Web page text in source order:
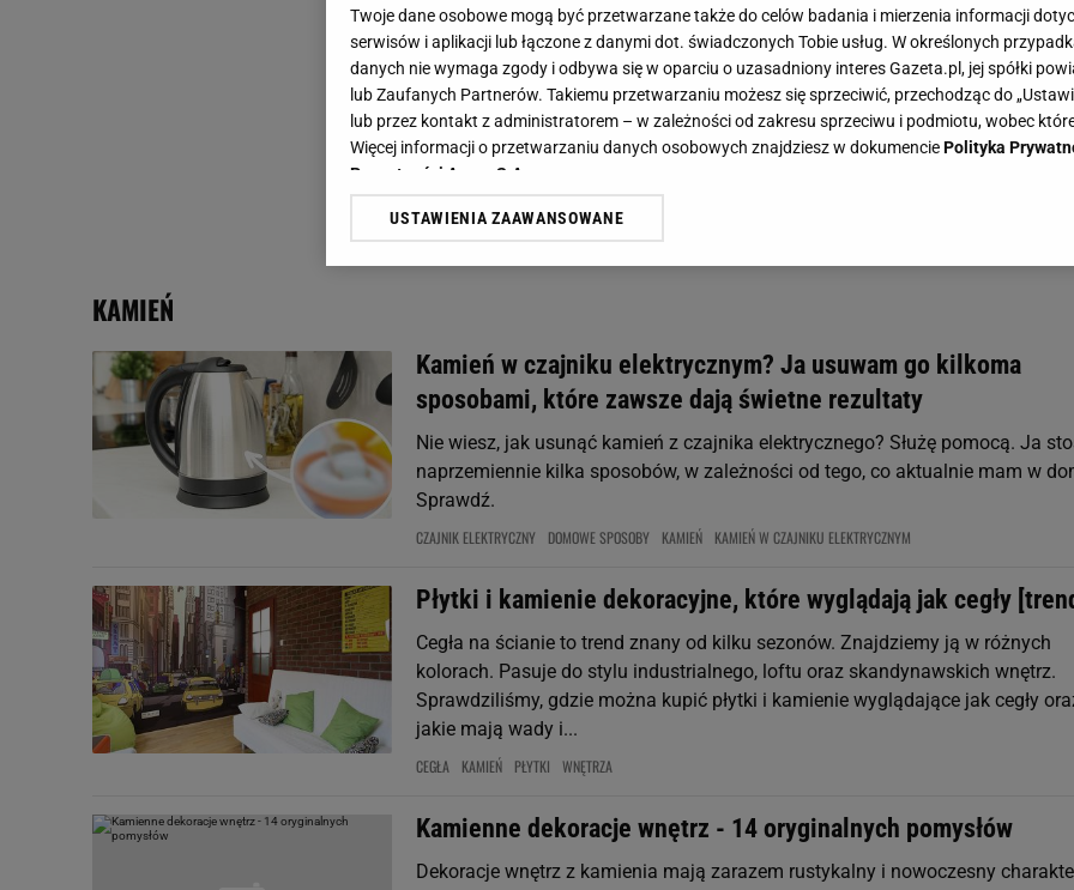
KAMIEŃ
Kamień w czajniku elektrycznym? Ja usuwam go kilkoma
sposobami, które zawsze dają świetne rezultaty
Nie wiesz, jak usunąć kamień z czajnika elektrycznego? Służę pomocą. Ja
naprzemiennie kilka sposobów, w zależności od tego, co aktualnie mam w
Sprawdź.
CZAJNIK ELEKTRYCZNY DOMOWE SPOSOBY KAMIEŃ KAMIEŃ W CZAJNIKU ELEKTRYCZNYM
Płytki i kamienie dekoracyjne, które wyglądają jak cegły
Cegła na ścianie to trend znany od kilku sezonów. Znajdziemy ją w różnych
kolorach. Pasuje do stylu industrialnego, loftu oraz skandynawskich wnętrz.
Sprawdziliśmy, gdzie można kupić płytki i kamienie wyglądające jak cegły
jakie mają wady i...
CEGŁA KAMIEŃ PŁYTKI WNĘTRZA
Kamienne dekoracje wnętrz - 14 oryginalnych pomysłów
Dekoracje wnętrz z kamienia mają zarazem rustykalny i nowoczesny
Twoje dane osobowe mogą być przetwarzane także do celów badania i mierzenia informacji
serwisów i aplikacji lub łączone z danymi dot. świadczonych Tobie usług. W określonych
danych nie wymaga zgody i odbywa się w oparciu o uzasadniony interes Gazeta.pl, jej spółki
lub Zaufanych Partnerów. Takiemu przetwarzaniu możesz się sprzeciwić, przechodząc do
lub przez kontakt z administratorem – w zależności od zakresu sprzeciwu i podmiotu, wobec
Więcej informacji o przetwarzaniu danych osobowych znajdziesz w dokumenciePolityka
Prywatności Agora S.A.
Klikając „Akceptuję” wyrażasz też zgodę na zainstalowanie i przechowywanie plików cookie
My, nasi Zaufani Partnerzy i Agora S.A. możemy przetwarzać dane osobowe w następujących
Użycie dokładnych danych geolokalizacyjnych. Aktywne skanowanie charakterystyki urządzenia
Przechowywanie informacji na urządzeniu lub dostęp do nich. Spersonalizowane reklamy i treści,
badnie odbiorców i ulepszanie usług.
Lista Zaufanych Partnerów
USTAWIENIA ZAAWANSOWANE